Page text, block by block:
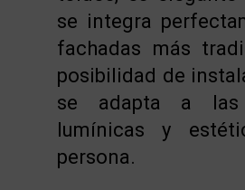
se integra
fachadas más
posibilidad de
se adapta a las
lumínicas y
persona.